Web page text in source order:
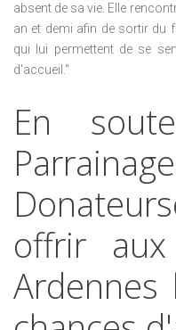
absent de sa vie. Elle
an et demi afin de sortir du
qui lui permettent de se
d'accueil."
En
offrir aux
Ardennes